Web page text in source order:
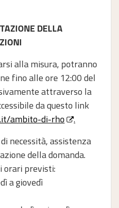
DELLA
alla misura, potranno
fino alle ore 12:00 del
attraverso la
da questo link
ambito-di-rho
.
necessità, assistenza
della domanda.
orari previsti:
a giovedì